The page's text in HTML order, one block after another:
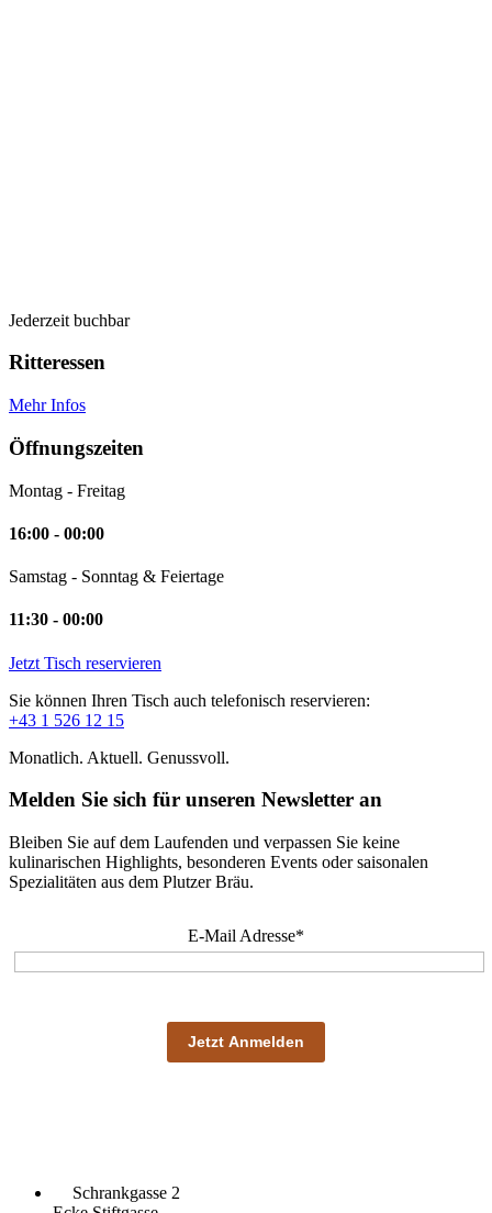
Jederzeit buchbar
Ritteressen
Mehr Infos
Öffnungszeiten
Montag - Freitag
16:00 - 00:00
Samstag - Sonntag & Feiertage
11:30 - 00:00
Jetzt Tisch reservieren
Sie können Ihren Tisch auch telefonisch reservieren:
+43 1 526 12 15
Monatlich. Aktuell. Genussvoll.
Melden Sie sich für unseren Newsletter an
Bleiben Sie auf dem Laufenden und verpassen Sie keine
kulinarischen Highlights, besonderen Events oder saisonalen
Spezialitäten aus dem Plutzer Bräu.
E-Mail Adresse*
Schrankgasse 2